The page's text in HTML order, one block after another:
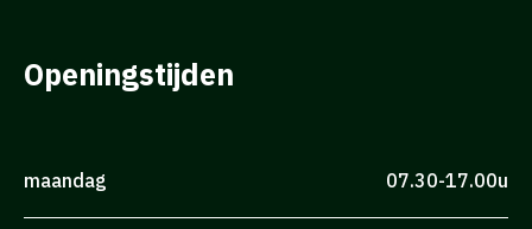
Openingstijden
maandag 07.30-17.00u